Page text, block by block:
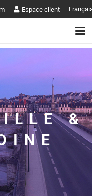
Espace client
&